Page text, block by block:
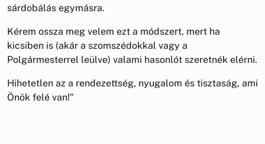
sárdobálás egymásra.
Kérem ossza meg velem ezt a módszert, mert ha
kicsiben is (akár a szomszédokkal vagy a
Polgármesterrel leülve) valami hasonlót szeretnék elérni.
Hihetetlen az a rendezettség, nyugalom és tisztaság, ami
Önök felé van!"